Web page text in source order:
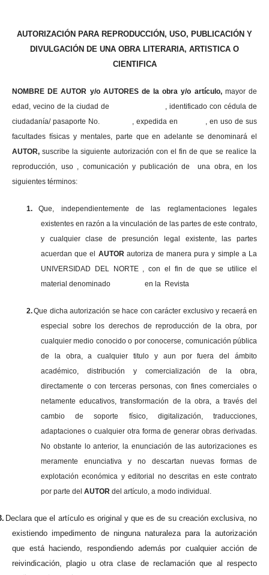
AUTORIZACIÓN PARA REPRODUCCIÓN, USO, PUBLICACIÓN Y
DIVULGACIÓN DE UNA OBRA LITERARIA, ARTISTICA O
CIENTIFICA
NOMBRE DE AUTOR y/o AUTORES de la obra y/o artículo, mayor de
edad, vecino de la ciudad de , identificado con cédula de
ciudadanía/ pasaporte No. , expedida en , en uso de sus
facultades físicas y mentales, parte que en adelante se denominará el
AUTOR,suscribe la siguiente autorización con el fin de que se realice la
reproducción, uso , comunicación y publicación de una obra, en los
siguientes términos:
1.
Que, independientemente de las reglamentaciones legales
existentes en razón a la vinculación de las partes de este contrato,
y cualquier clase de presunción legal existente, las partes
acuerdan que el AUTOR autoriza de manera pura y simple a La
UNIVERSIDAD DEL NORTE , con el fin de que se utilice el
material denominado en la Revista
2.Que dicha autorización se hace con carácter exclusivo y recaerá en
especial sobre los derechos de reproducción de la obra, por
cualquier medio conocido o por conocerse, comunicación pública
de la obra, a cualquier titulo y aun por fuera del ámbito
académico, distribución y comercialización de la obra,
directamente o con terceras personas, con fines comerciales o
netamente educativos, transformación de la obra, a través del
cambio de soporte físico, digitalización, traducciones,
adaptaciones o cualquier otra forma de generar obras derivadas.
No obstante lo anterior, la enunciación de las autorizaciones es
meramente enunciativa y no descartan nuevas formas de
explotación económica y editorial no descritas en este contrato
por parte del AUTOR del artículo, a modo individual.
Declara que el artículo es original y que es de su creación exclusiva, no
existiendo impedimento de ninguna naturaleza para la autorización
que está haciendo, respondiendo además por cualquier acción de
reivindicación, plagio u otra clase de reclamación que al respecto